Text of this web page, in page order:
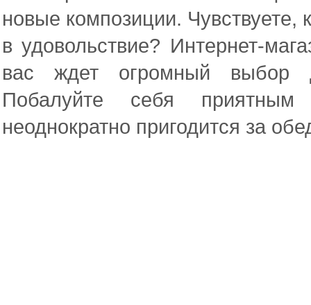
новые композиции. Чувствуете,
в удовольствие? Интернет-
вас ждет огромный выбор
Побалуйте себя
неоднократно пригодится за